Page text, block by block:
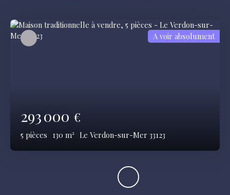
293 000 €
5 pièces 130 m² Le Verdon-sur-Mer 33123
A voir absolument